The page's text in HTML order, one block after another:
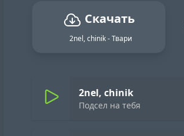
Скачать
2nel, chinik - Твари
2nel, chinik
Подсел на тебя